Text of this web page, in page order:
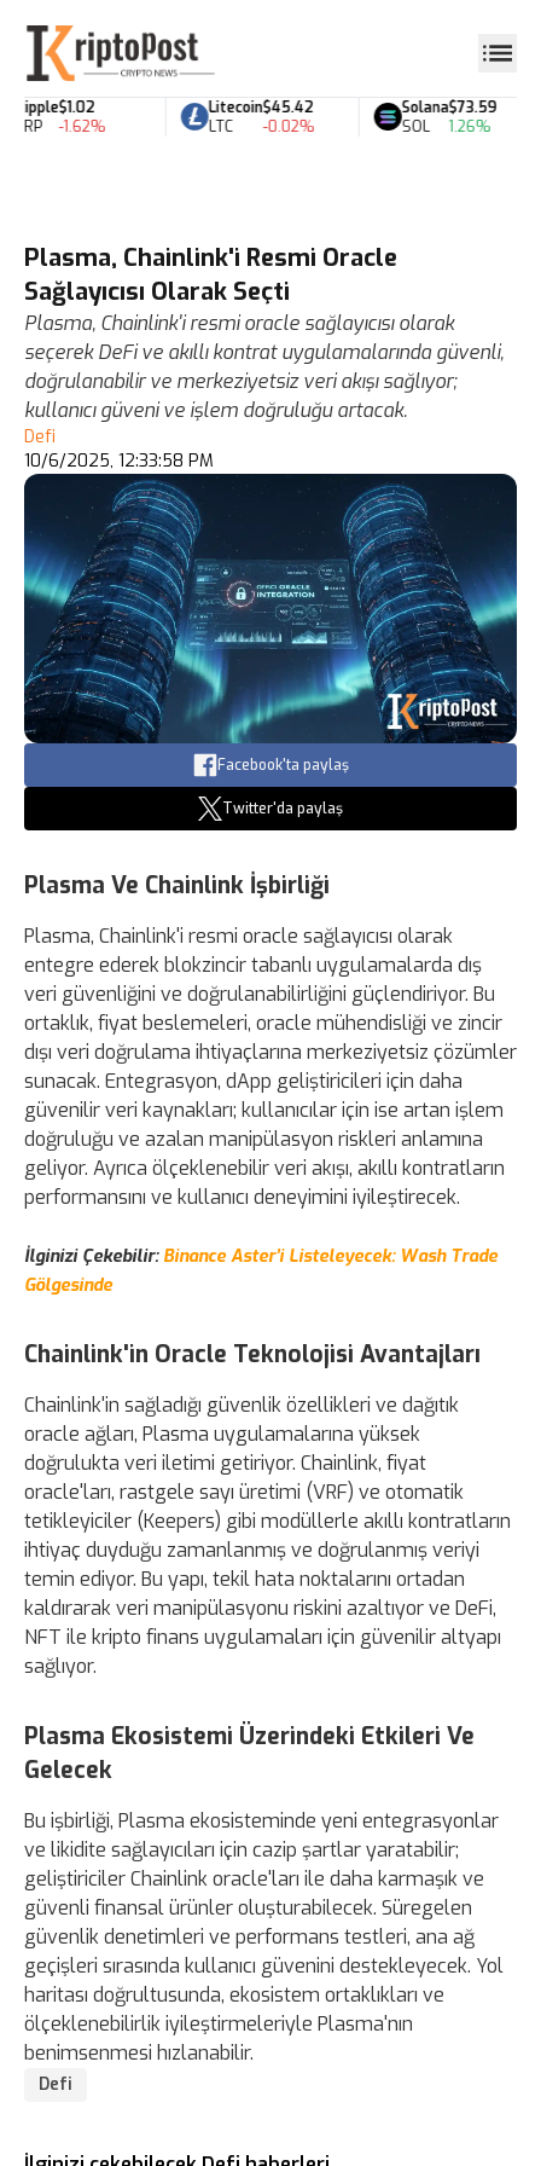
Ripple
XRP
$1.02
-1.62%
Litecoin
LTC
$45.42
-0.02%
Solana
SOL
$73.59
1.26%
Plasma, Chainlink'i Resmi Oracle
Sağlayıcısı Olarak Seçti
Plasma, Chainlink'i resmi oracle sağlayıcısı olarak
seçerek DeFi ve akıllı kontrat uygulamalarında güvenli,
doğrulanabilir ve merkeziyetsiz veri akışı sağlıyor;
kullanıcı güveni ve işlem doğruluğu artacak.
Defi
10/6/2025, 12:33:58 PM
Facebook'ta paylaş
Twitter'da paylaş
Plasma Ve Chainlink İşbirliği
Plasma, Chainlink'i resmi oracle sağlayıcısı olarak
entegre ederek blokzincir tabanlı uygulamalarda dış
veri güvenliğini ve doğrulanabilirliğini güçlendiriyor. Bu
ortaklık, fiyat beslemeleri, oracle mühendisliği ve zincir
dışı veri doğrulama ihtiyaçlarına merkeziyetsiz çözümler
sunacak. Entegrasyon, dApp geliştiricileri için daha
güvenilir veri kaynakları; kullanıcılar için ise artan işlem
doğruluğu ve azalan manipülasyon riskleri anlamına
geliyor. Ayrıca ölçeklenebilir veri akışı, akıllı kontratların
performansını ve kullanıcı deneyimini iyileştirecek.
İlginizi Çekebilir: Binance Aster’i Listeleyecek: Wash Trade
Gölgesinde
Chainlink'in Oracle Teknolojisi Avantajları
Chainlink'in sağladığı güvenlik özellikleri ve dağıtık
oracle ağları, Plasma uygulamalarına yüksek
doğrulukta veri iletimi getiriyor. Chainlink, fiyat
oracle'ları, rastgele sayı üretimi (VRF) ve otomatik
tetikleyiciler (Keepers) gibi modüllerle akıllı kontratların
ihtiyaç duyduğu zamanlanmış ve doğrulanmış veriyi
temin ediyor. Bu yapı, tekil hata noktalarını ortadan
kaldırarak veri manipülasyonu riskini azaltıyor ve DeFi,
NFT ile kripto finans uygulamaları için güvenilir altyapı
sağlıyor.
Plasma Ekosistemi Üzerindeki Etkileri Ve
Gelecek
Bu işbirliği, Plasma ekosisteminde yeni entegrasyonlar
ve likidite sağlayıcıları için cazip şartlar yaratabilir;
geliştiriciler Chainlink oracle'ları ile daha karmaşık ve
güvenli finansal ürünler oluşturabilecek. Süregelen
güvenlik denetimleri ve performans testleri, ana ağ
geçişleri sırasında kullanıcı güvenini destekleyecek. Yol
haritası doğrultusunda, ekosistem ortaklıkları ve
ölçeklenebilirlik iyileştirmeleriyle Plasma'nın
benimsenmesi hızlanabilir.
Defi